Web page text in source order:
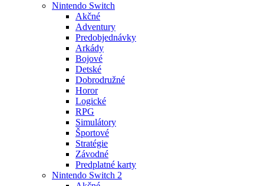
Nintendo Switch
Akčné
Adventury
Predobjednávky
Arkády
Bojové
Detské
Dobrodružné
Horor
Logické
RPG
Simulátory
Športové
Stratégie
Závodné
Predplatné karty
Nintendo Switch 2